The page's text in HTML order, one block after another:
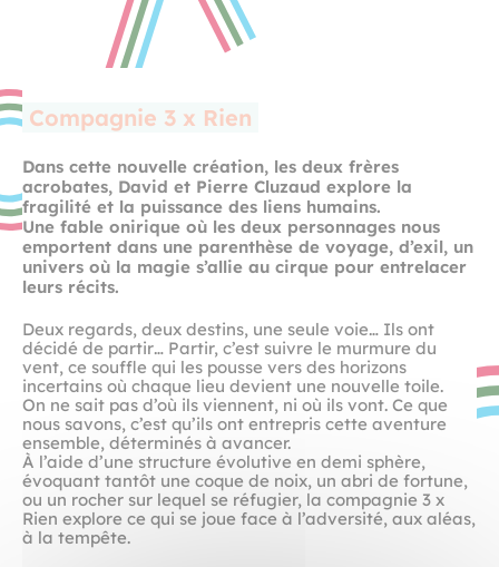
Compagnie 3 x Rien
Dans cette nouvelle création, les deux frères
acrobates, David et Pierre Cluzaud explore la
fragilité et la puissance des liens humains.
Une fable onirique où les deux personnages nous
emportent dans une parenthèse de voyage, d’exil, un
univers où la magie s’allie au cirque pour entrelacer
leurs récits.
Deux regards, deux destins, une seule voie… Ils ont
décidé de partir… Partir, c’est suivre le murmure du
vent, ce souffle qui les pousse vers des horizons
incertains où chaque lieu devient une nouvelle toile.
On ne sait pas d’où ils viennent, ni où ils vont. Ce que
nous savons, c’est qu’ils ont entrepris cette aventure
ensemble, déterminés à avancer.
À l’aide d’une structure évolutive en demi sphère,
évoquant tantôt une coque de noix, un abri de fortune,
ou un rocher sur lequel se réfugier, la compagnie 3 x
Rien explore ce qui se joue face à l’adversité, aux aléas,
à la tempête.